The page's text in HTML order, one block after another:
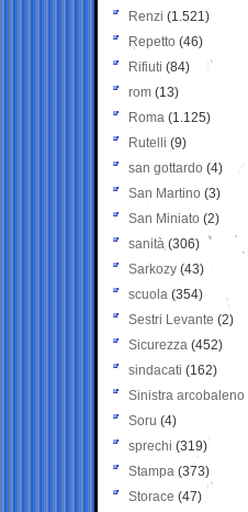
Renzi (1.521)
Repetto (46)
Rifiuti (84)
rom (13)
Roma (1.125)
Rutelli (9)
san gottardo (4)
San Martino (3)
San Miniato (2)
sanità (306)
Sarkozy (43)
scuola (354)
Sestri Levante (2)
Sicurezza (452)
sindacati (162)
Sinistra arcobaleno
Soru (4)
sprechi (319)
Stampa (373)
Storace (47)